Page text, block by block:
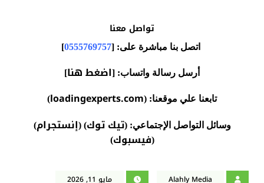
تواصل معنا
اتصل بنا مباشرة على: [0555769757
]
أرسل رسالة واتساب: [اضغط هنا]
تابعنا علي موقعنا: (loadingexperts.com
)
وسائل التواصل الإجتماعي: (تيك توك) (إنستجرام)
(فيسبوك)
Alahly Media
مايو 11, 2026